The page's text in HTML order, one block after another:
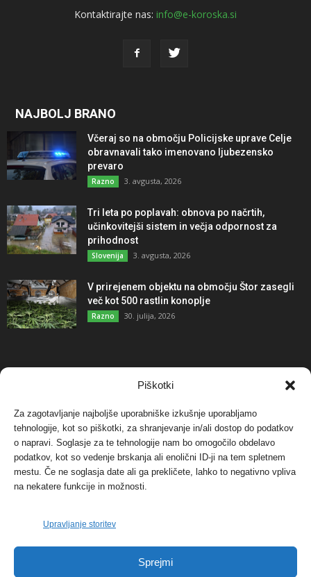
Piškotki
Za zagotavljanje najboljše uporabniške izkušnje uporabljamo
tehnologije, kot so piškotki, za shranjevanje in/ali dostop do podatkov
o napravi. Soglasje za te tehnologije nam bo omogočilo obdelavo
podatkov, kot so vedenje brskanja ali enolični ID-ji na tem spletnem
mestu. Če ne soglasja date ali ga prekličete, lahko to negativno vpliva
na nekatere funkcije in možnosti.
Upravljanje storitev
Sprejmi
Kontaktirajte nas: info@e-koroska.si
NAJBOLJ BRANO
Včeraj so na območju Policijske uprave Celje
obravnavali tako imenovano ljubezensko
prevaro
Razno 3. avgusta, 2026
Tri leta po poplavah: obnova po načrtih,
učinkovitejši sistem in večja odpornost za
prihodnost
Slovenija 3. avgusta, 2026
V prirejenem objektu na območju Štor zasegli
več kot 500 rastlin konoplje
Razno 30. julija, 2026
NAJBOLJ KOMENTIRANO
Protest proti vetrnim elektrarnam na Ojstrici, v
svetu pa vedno bolj...
Dogodki 12. maja, 2017
Tožilstvo v Celovcu v korist elektrarnam
Verbund
FOTO: Razstava cvetličarskega mojstra Andreja